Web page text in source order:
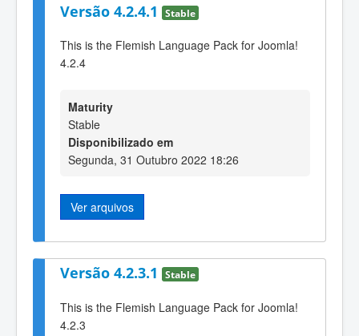
Versão 4.2.4.1 Stable
This is the Flemish Language Pack for Joomla!
4.2.4
Maturity
Stable
Disponibilizado em
Segunda, 31 Outubro 2022 18:26
Ver arquivos
Versão 4.2.3.1 Stable
This is the Flemish Language Pack for Joomla!
4.2.3